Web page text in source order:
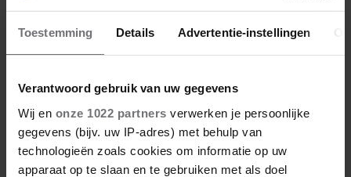
Toestemming Details Advertentie-instellingen
Verantwoord gebruik van uw gegevens
Wij en onze 1022 partners verwerken je persoonlijke
gegevens (bijv. uw IP-adres) met behulp van
technologieën zoals cookies om informatie op uw
apparaat op te slaan en te gebruiken met als doel
23 april 2026
KATE EN CAMILLA HEBBEN EEN
GESPANNEN BAND: DÍT IS DE
REDEN